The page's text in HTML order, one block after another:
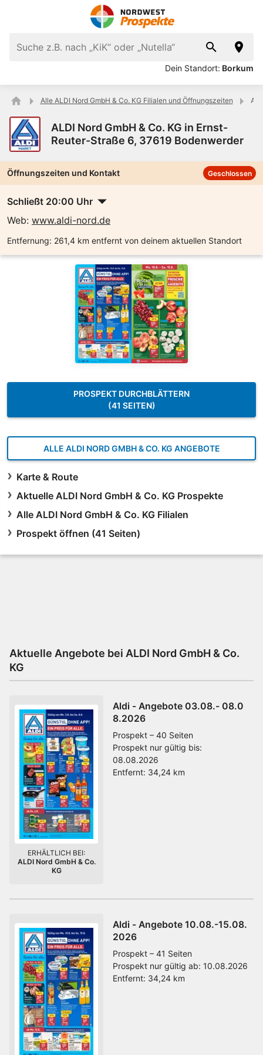
Dein Standort: Borkum
Alle ALDI Nord GmbH & Co. KG Filialen und Öffnungszeiten
ALDI Nord GmbH & Co. KG in Ernst-
Reuter-Straße 6, 37619 Bodenwerder
Öffnungszeiten und Kontakt Geschlossen
Schließt 20:00 Uhr
Web: www.aldi-nord.de
Entfernung: 261,4 km entfernt von deinem aktuellen Standort
PROSPEKT DURCHBLÄTTERN
(41 SEITEN)
ALLE ALDI NORD GMBH & CO. KG ANGEBOTE
Karte & Route
Aktuelle ALDI Nord GmbH & Co. KG Prospekte
Alle ALDI Nord GmbH & Co. KG Filialen
Prospekt öffnen (41 Seiten)
Aktuelle Angebote bei ALDI Nord GmbH & Co.
KG
Aldi - Angebote 03.08.- 08.0
8.2026
Prospekt – 40 Seiten
Prospekt nur gültig bis:
08.08.2026
Entfernt: 34,24 km
ERHÄLTLICH BEI:
ALDI Nord GmbH & Co.
KG
Aldi - Angebote 10.08.-15.08.
2026
Prospekt – 41 Seiten
Prospekt nur gültig ab: 10.08.2026
Entfernt: 34,24 km